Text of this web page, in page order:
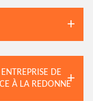
DE
À LA REDONNE